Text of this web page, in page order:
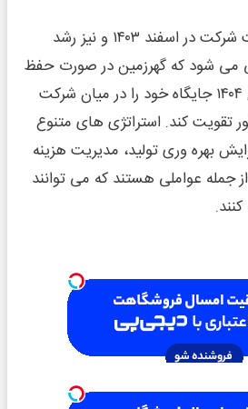
با توجه به عملکرد مثبت شرکت در اسفند ۱۴۰۳ و نیز رشد
می ‌شود که گهرزمین در صورت حفظ
این روند، بتواند در سال ۱۴۰۴ جایگاه خود را در میان شرکت‌
تقویت کند. استراتژی ‌های متنوع
بهره ‌وری تولید، مدیریت هزینه
جمله عواملی هستند که می ‌توانند